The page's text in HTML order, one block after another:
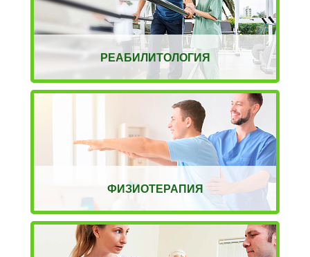
РЕАБИЛИТОЛОГИЯ
ФИЗИОТЕРАПИЯ